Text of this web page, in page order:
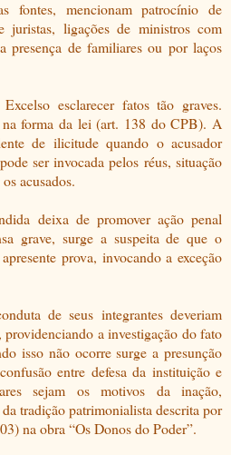
fontes, mencionam patrocínio de
juristas, ligações de ministros com
presença de familiares ou por laços
esclarecer fatos tão graves.
na forma da lei (art. 138 do CPB). A
de ilicitude quando o acusador
ser invocada pelos réus, situação
acusados.
deixa de promover ação penal
grave, surge a suspeita de que o
prova, invocando a exceção
de seus integrantes deveriam
a investigação do fato
isso não ocorre surge a presunção
entre defesa da instituição e
sejam os motivos da inação,
tradição patrimonialista descrita por
na obra “Os Donos do Poder”.